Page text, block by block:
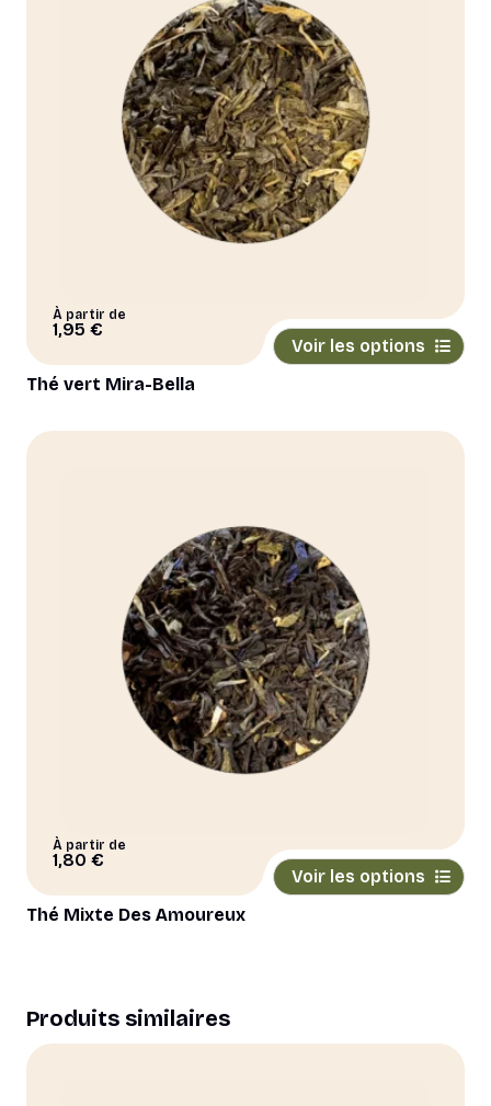
À partir de
1,95 €
Voir les options
Ce
a
variations.
Thé vert Mira-Bella
À partir de
1,80 €
Voir les options
Ce
a
options
peuvent
Thé Mixte Des Amoureux
Produits similaires